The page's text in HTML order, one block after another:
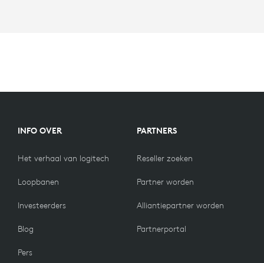
INFO OVER
Het verhaal van logitech
Loopbanen
Investeerders
Blog
Pers
PARTNERS
Reseller zoeken
Partner worden
Alliantiepartner worden
Partnerportal